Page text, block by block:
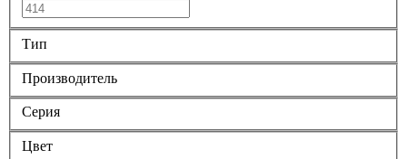
Тип
Производитель
Серия
Цвет